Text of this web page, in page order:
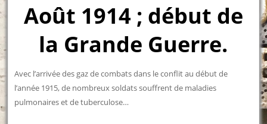
Août 1914 ; début de
la Grande Guerre.
Avec l’arrivée des gaz de combats dans le conflit au début de
l’année 1915, de nombreux soldats souffrent de maladies
pulmonaires et de tuberculose…